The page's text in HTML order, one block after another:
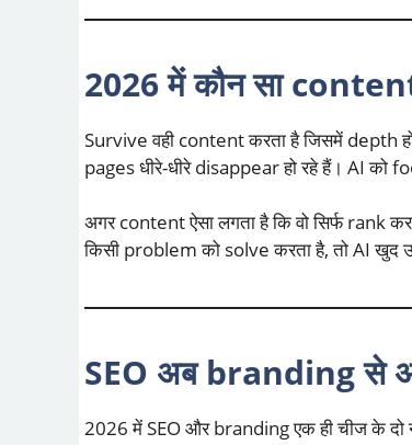
2026 में कौन सा
Survive वही content करता है जिसमें
pages धीरे-धीरे disappear हो रहे हैं। AI को
अगर content ऐसा लगता है कि वो सिर्फ rank
किसी problem को solve करता है, तो AI खुद
SEO अब branding से
2026 में SEO और branding एक ही चीज के दो